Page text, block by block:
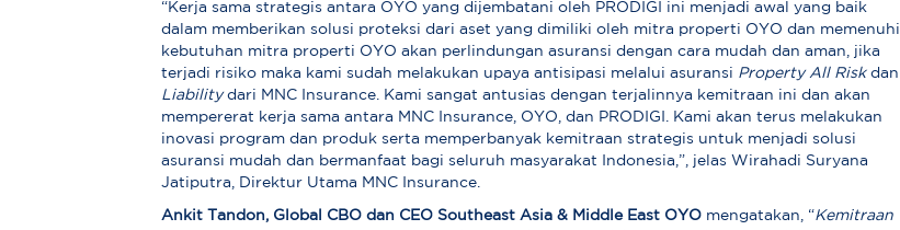
“Kerja sama strategis antara OYO yang dijembatani oleh PRODIGI ini menjadi awal yang baik
dalam memberikan solusi proteksi dari aset yang dimiliki oleh mitra properti OYO dan memenuhi
kebutuhan mitra properti OYO akan perlindungan asuransi dengan cara mudah dan aman, jika
terjadi risiko maka kami sudah melakukan upaya antisipasi melalui asuransi Property All Riskdan
Liabilitydari MNC Insurance. Kami sangat antusias dengan terjalinnya kemitraan ini dan akan
mempererat kerja sama antara MNC Insurance, OYO, dan PRODIGI. Kami akan terus melakukan
inovasi program dan produk serta memperbanyak kemitraan strategis untuk menjadi solusi
asuransi mudah dan bermanfaat bagi seluruh masyarakat Indonesia,”, jelas Wirahadi Suryana
Jatiputra, Direktur Utama MNC Insurance.
Ankit Tandon, Global CBO dan CEO Southeast Asia & Middle East OYO mengatakan, “Kemitraan